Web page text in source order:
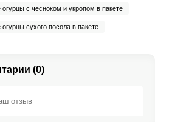
с чесноком и укропом в пакете
сухого посола в пакете
(0)